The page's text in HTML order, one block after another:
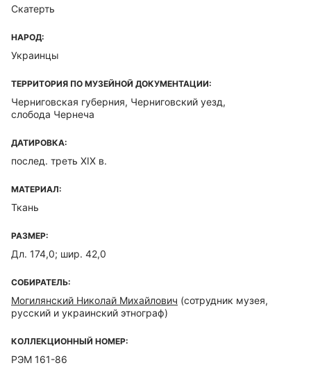
Скатерть
НАРОД:
Украинцы
ТЕРРИТОРИЯ ПО МУЗЕЙНОЙ ДОКУМЕНТАЦИИ:
Черниговская губерния, Черниговский уезд,
слобода Чернеча
ДАТИРОВКА:
послед. треть XIX в.
МАТЕРИАЛ:
Ткань
РАЗМЕР:
Дл. 174,0; шир. 42,0
СОБИРАТЕЛЬ:
Могилянский Николай Михайлович (сотрудник музея,
русский и украинский этнограф)
КОЛЛЕКЦИОННЫЙ НОМЕР:
РЭМ 161-86